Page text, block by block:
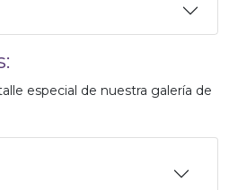
especial de nuestra galería de